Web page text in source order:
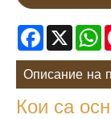
Facebook
X
Описание на
Кои са